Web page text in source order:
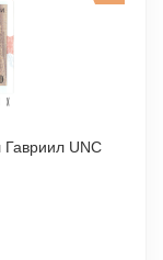
Гавриил UNC